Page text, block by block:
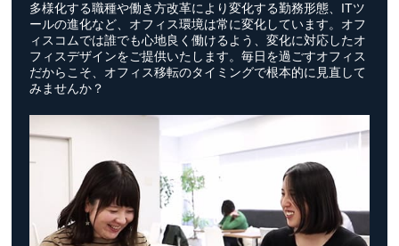
多様化する職種や働き方改革により変化する勤務形態、ITツ
ールの進化など、オフィス環境は常に変化しています。オフ
ィスコムでは誰でも心地良く働けるよう、変化に対応したオ
フィスデザインをご提供いたします。毎日を過ごすオフィス
だからこそ、オフィス移転のタイミングで根本的に見直して
みませんか？